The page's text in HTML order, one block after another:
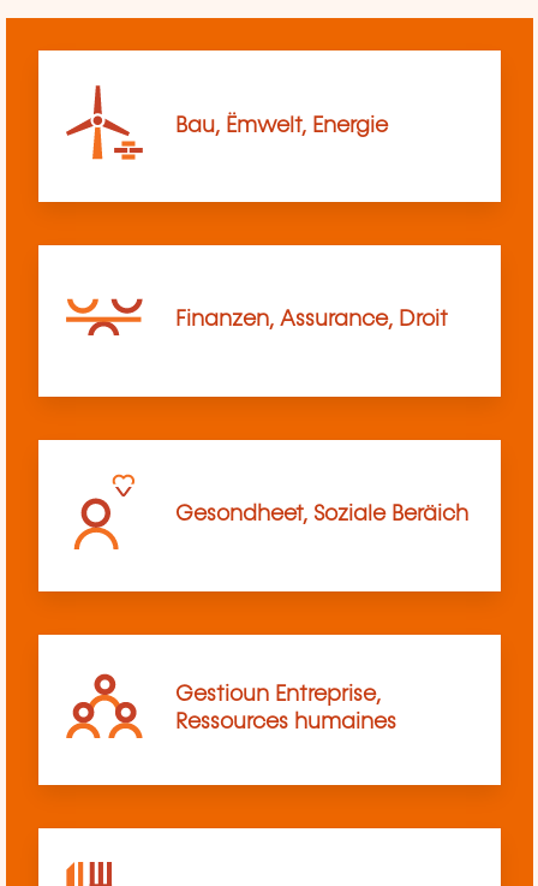
Bau, Ëmwelt, Energie
Finanzen, Assurance, Droit
Gesondheet, Soziale Beräich
Gestioun Entreprise,
Ressources humaines